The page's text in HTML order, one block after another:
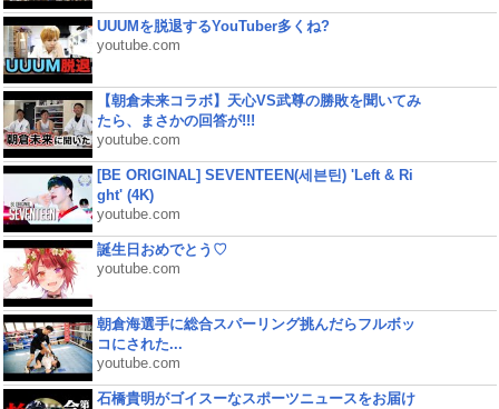
UUUMを脱退するYouTuber多くね?
youtube.com
【朝倉未来コラボ】天心VS武尊の勝敗を聞いてみ
たら、まさかの回答が!!!
youtube.com
[BE ORIGINAL] SEVENTEEN(세븐틴) 'Left & Ri
ght' (4K)
youtube.com
誕生日おめでとう♡
youtube.com
朝倉海選手に総合スパーリング挑んだらフルボッ
コにされた...
youtube.com
石橋貴明がゴイスーなスポーツニュースをお届け